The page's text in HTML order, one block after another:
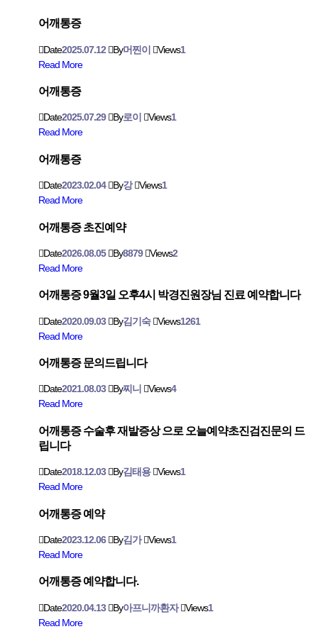
어깨통증
Date2025.07.12 By머찐이 Views1
Read More
어깨통증
Date2025.07.29 By로이 Views1
Read More
어깨통증
Date2023.02.04 By강 Views1
Read More
어깨통증 초진예약
Date2026.08.05 By8879 Views2
Read More
어깨통증 9월3일 오후4시 박경진원장님 진료 예약합니다
Date2020.09.03 By김기숙 Views1261
Read More
어깨통증 문의드립니다
Date2021.08.03 By찌니 Views4
Read More
어깨통증 수술후 재발증상 으로 오늘예약초진검진문의 드
립니다
Date2018.12.03 By김태용 Views1
Read More
어깨통증 예약
Date2023.12.06 By김가 Views1
Read More
어깨통증 예약합니다.
Date2020.04.13 By아프니까환자 Views1
Read More